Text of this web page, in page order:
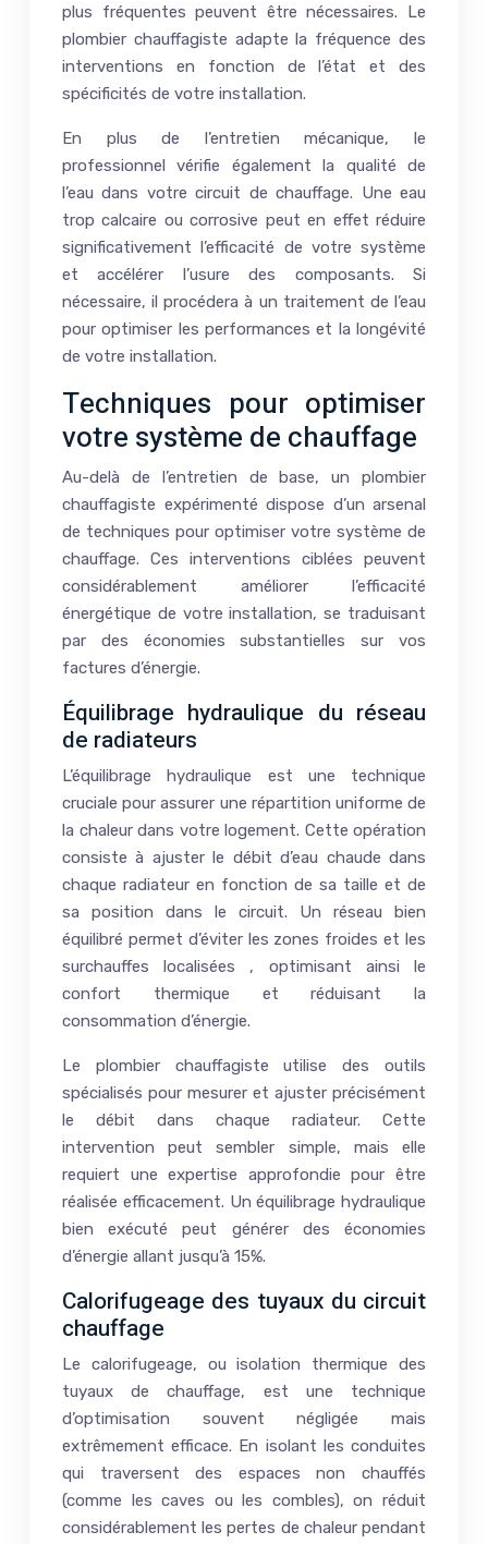
plus fréquentes peuvent être nécessaires. Le
plombier chauffagiste adapte la fréquence des
interventions en fonction de l’état et des
spécificités de votre installation.
En plus de l’entretien mécanique, le
professionnel vérifie également la qualité de
l’eau dans votre circuit de chauffage. Une eau
trop calcaire ou corrosive peut en effet réduire
significativement l’efficacité de votre système
et accélérer l’usure des composants. Si
nécessaire, il procédera à un traitement de l’eau
pour optimiser les performances et la longévité
de votre installation.
Techniques pour optimiser
votre système de chauffage
Au-delà de l’entretien de base, un plombier
chauffagiste expérimenté dispose d’un arsenal
de techniques pour optimiser votre système de
chauffage. Ces interventions ciblées peuvent
considérablement améliorer l’efficacité
énergétique de votre installation, se traduisant
par des économies substantielles sur vos
factures d’énergie.
Équilibrage hydraulique du réseau
de radiateurs
L’équilibrage hydraulique est une technique
cruciale pour assurer une répartition uniforme de
la chaleur dans votre logement. Cette opération
consiste à ajuster le débit d’eau chaude dans
chaque radiateur en fonction de sa taille et de
sa position dans le circuit. Un réseau bien
équilibré permet d’éviter les zones froides et les
surchauffes localisées , optimisant ainsi le
confort thermique et réduisant la
consommation d’énergie.
Le plombier chauffagiste utilise des outils
spécialisés pour mesurer et ajuster précisément
le débit dans chaque radiateur. Cette
intervention peut sembler simple, mais elle
requiert une expertise approfondie pour être
réalisée efficacement. Un équilibrage hydraulique
bien exécuté peut générer des économies
d’énergie allant jusqu’à 15%.
Calorifugeage des tuyaux du circuit
chauffage
Le calorifugeage, ou isolation thermique des
tuyaux de chauffage, est une technique
d’optimisation souvent négligée mais
extrêmement efficace. En isolant les conduites
qui traversent des espaces non chauffés
(comme les caves ou les combles), on réduit
considérablement les pertes de chaleur pendant